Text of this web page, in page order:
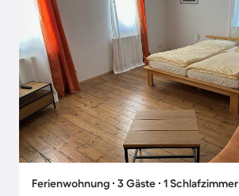
Ferienwohnung ∙ 3 Gäste ∙ 1 Schlafzimmer